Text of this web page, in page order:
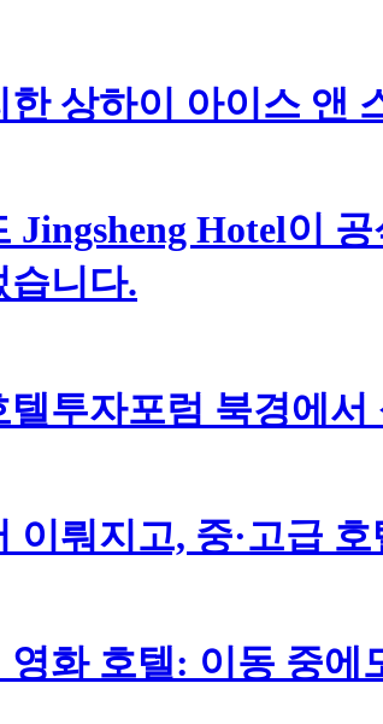
상하이 아이스 앤
Jingsheng Hotel이
습니다.
텔투자포럼 북경에
이뤄지고, 중·고급
영화 호텔: 이동 중에